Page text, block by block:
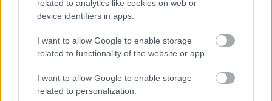
related to analytics like cookies on web or
device identifiers in apps.
I want to allow Google to enable storage
related to functionality of the website or app.
I want to allow Google to enable storage
related to personalization.
McLaren: Κοιτάζοντας τον καιρό 10 λεπτά πριν
την εκκίνηση η επιλογή των ενδιάμεσων
ελαστικών ήταν ξεκάθαρα σωστή. Όμως οι